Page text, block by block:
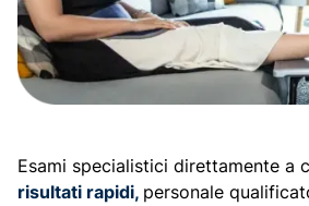
Esami specialistici direttamente a
risultati rapidi, personale